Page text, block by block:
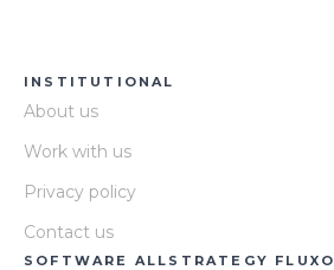
INSTITUTIONAL
About us
Work with us
Privacy policy
Contact us
SOFTWARE ALLSTRATEGY FLUXO